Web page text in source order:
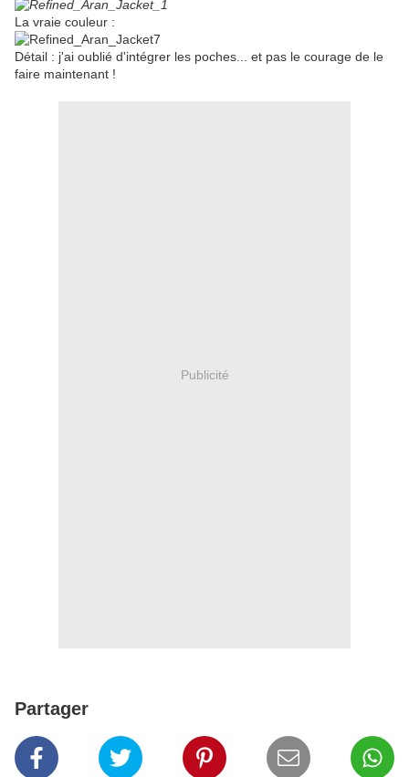
La vraie couleur :
Détail : j'ai oublié d'intégrer les poches... et pas le courage de le
faire maintenant !
Publicité
Partager